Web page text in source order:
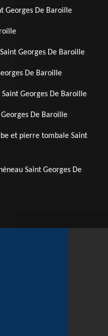
Georges De Baroille
Georges De Baroille
De Baroille
Georges De Baroille
De Baroille
et pierre tombale Saint
Saint Georges De